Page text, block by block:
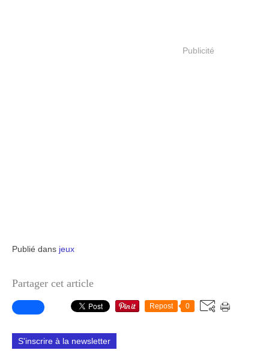
Publicité
Publié dans jeux
Partager cet article
Repost 0
S'inscrire à la newsletter